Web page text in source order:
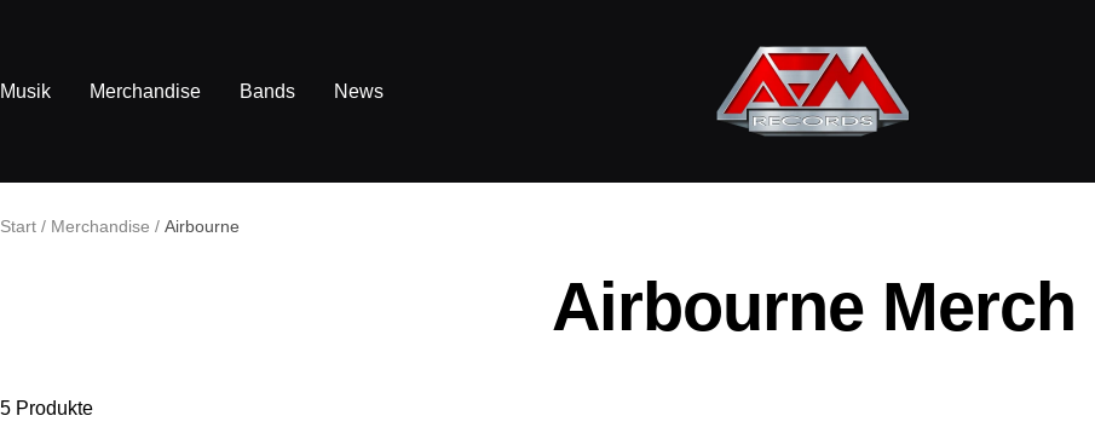
Inhalt
Musik Merchandise Bands News
Records
Start Merchandise Airbourne
Airbourne Merch
5 Produkte